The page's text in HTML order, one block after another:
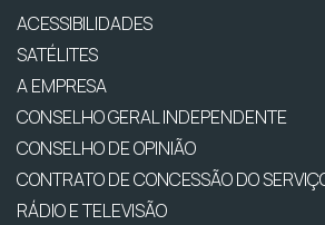
ACESSIBILIDADES
SATÉLITES
A EMPRESA
CONSELHO GERAL INDEPENDENTE
CONSELHO DE OPINIÃO
CONTRATO DE CONCESSÃO DO
RÁDIO E TELEVISÃO